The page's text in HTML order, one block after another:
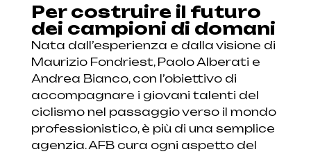
Per costruire il futuro
dei campioni di domani
Nata dall’esperienza e dalla visione di
Maurizio Fondriest, Paolo Alberati e
Andrea Bianco, con l’obiettivo di
accompagnare i giovani talenti del
ciclismo nel passaggio verso il mondo
professionistico, è più di una semplice
agenzia. AFB cura ogni aspetto del